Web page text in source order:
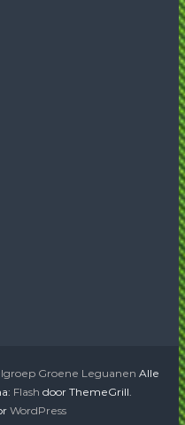
Groene Leguanen Alle
Flash door ThemeGrill.
WordPress